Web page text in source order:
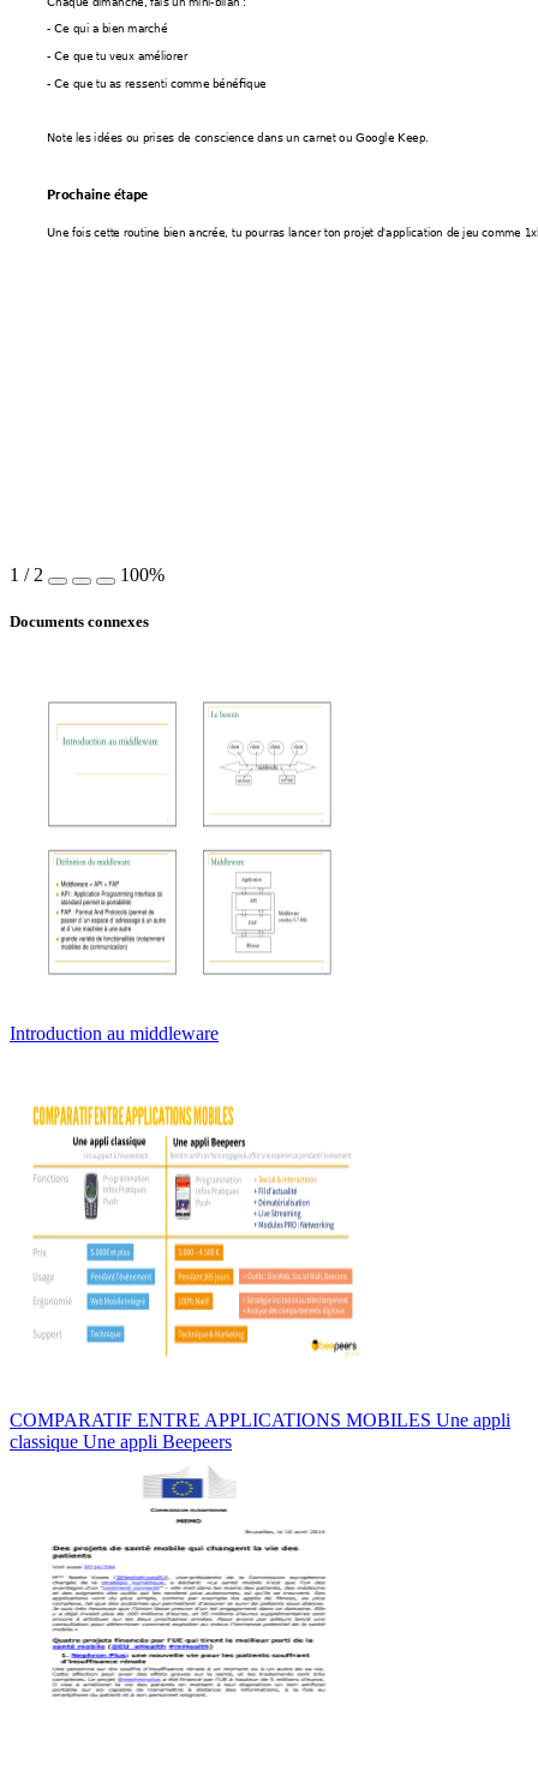
- Ce qui a bien marché
- Ce que tu veux améliorer
- Ce que tu as ressenti comme bénéfique
Note les idées ou prises de conscience dans un carnet ou Google Keep.
Prochaine étape
Une fois cette routine bien ancrée, tu pourras lancer ton projet d'application de jeu comme
1 / 2 100%
Documents connexes
Introduction au middleware
COMPARATIF ENTRE APPLICATIONS MOBILES Une appli
classique Une appli Beepeers